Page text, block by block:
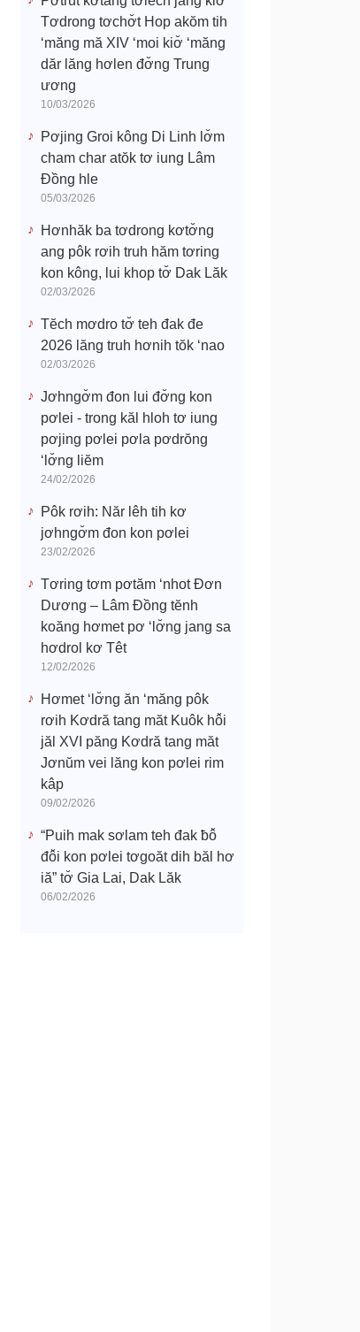
Tơdrong tơchơ̆t Hop akŏm tih
‘măng mă XIV ‘moi kiơ̆ ‘măng
dăr lăng hơlen đơ̆ng Trung
ương
10/03/2026
Pơjing Groi kông Di Linh lơ̆m
cham char atŏk tơ iung Lâm
Đồng hle
05/03/2026
Hơnhăk ba tơdrong kơtơ̆ng
ang pôk rơih truh hăm tơring
kon kông, lui khop tơ̆ Dak Lăk
02/03/2026
Tĕch mơdro tơ̆ teh đak đe
2026 lăng truh hơnih tŏk ‘nao
02/03/2026
Jơhngơ̆m đon lui đơ̆ng kon
pơlei - trong kăl hloh tơ iung
pơjing pơlei pơla pơdrŏng
‘lơ̆ng liĕm
24/02/2026
Pôk rơih: Năr lêh tih kơ
jơhngơ̆m đon kon pơlei
23/02/2026
Tơring tơm pơtăm ‘nhot Đơn
Dương – Lâm Đồng tĕnh
koăng hơmet pơ ‘lơ̆ng jang sa
hơdrol kơ Têt
12/02/2026
Hơmet ‘lơ̆ng ăn ‘măng pôk
rơih Kơdră tang măt Kuôk hô̆i
jăl XVI păng Kơdră tang măt
Jơnŭm vei lăng kon pơlei rim
kâp
09/02/2026
“Puih mak sơlam teh đak ƀô̆
đô̆i kon pơlei tơgoăt dih băl hơ
iă” tơ̆ Gia Lai, Dak Lăk
06/02/2026